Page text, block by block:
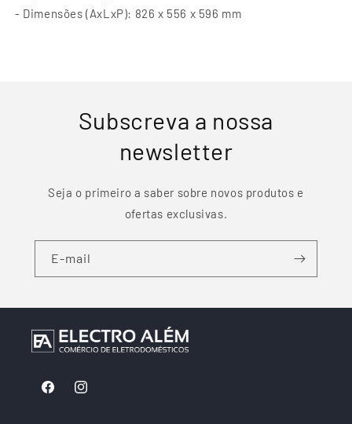
- Dimensões (AxLxP): 826 x 556 x 596 mm
Subscreva a nossa
newsletter
Seja o primeiro a saber sobre novos produtos e
ofertas exclusivas.
E-mail
FacebookInstagram